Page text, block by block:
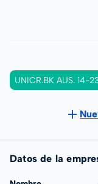
UNICR.BK AUS. 14-
Datos de la